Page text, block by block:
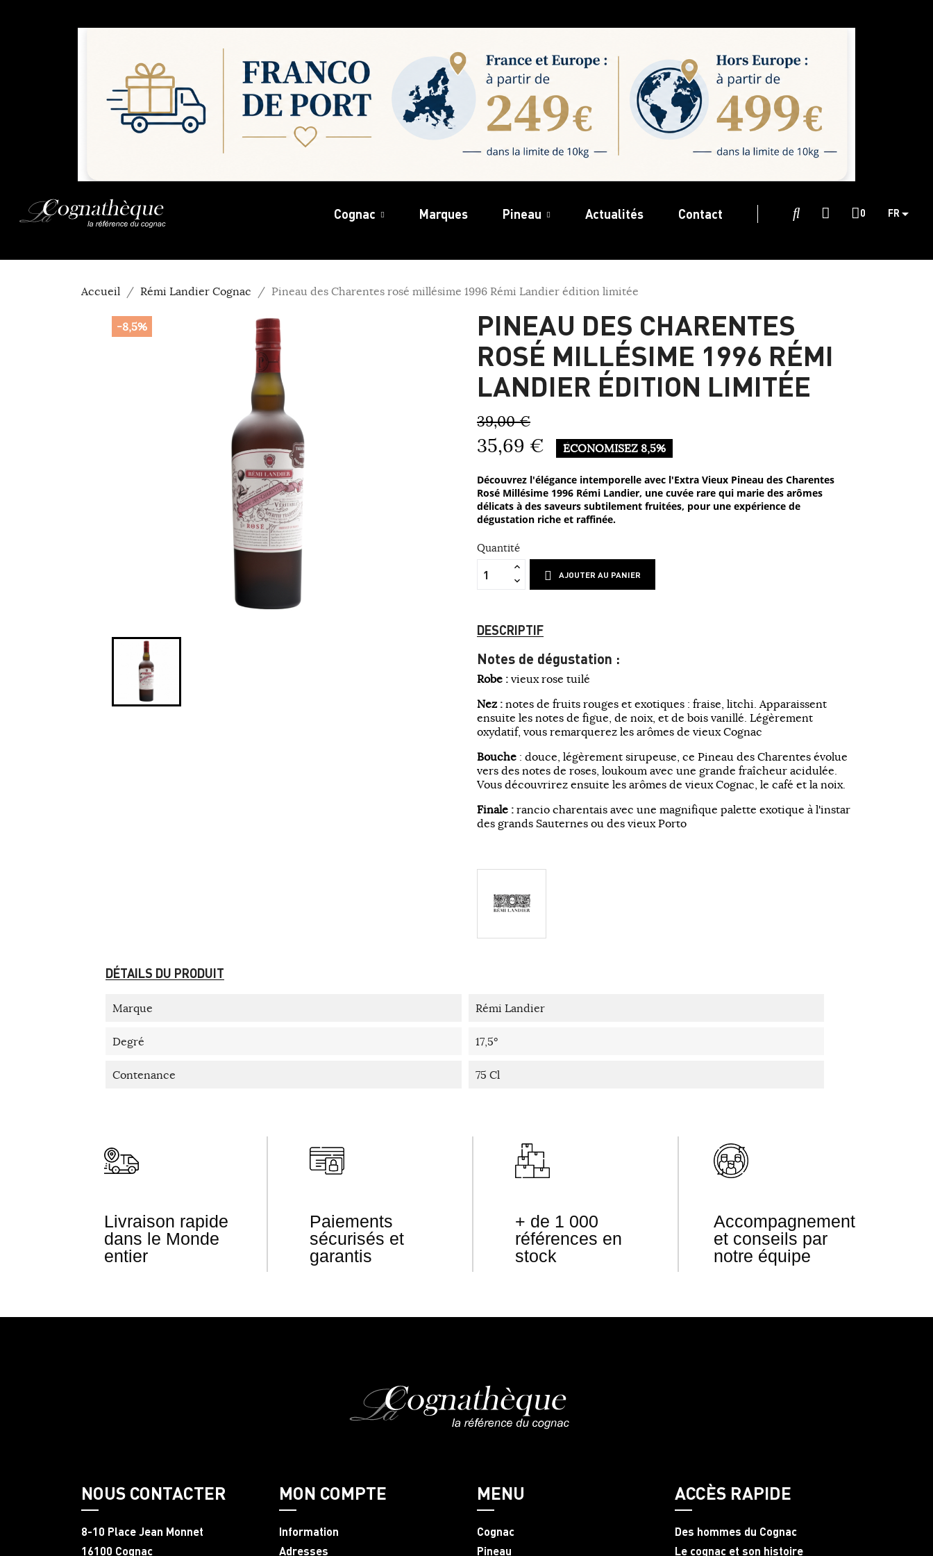
Cognac Marques Pineau Actualités Contact 0 FR
Accueil Rémi Landier Cognac Pineau des Charentes rosé millésime 1996 Rémi Landier édition limitée
-8,5%
PINEAU DES CHARENTES
ROSÉ MILLÉSIME 1996 RÉMI
LANDIER ÉDITION LIMITÉE
39,00 €
35,69 € ÉCONOMISEZ 8,5%
Découvrez l'élégance intemporelle avec l'Extra Vieux Pineau des Charentes
Rosé Millésime 1996 Rémi Landier, une cuvée rare qui marie des arômes
délicats à des saveurs subtilement fruitées, pour une expérience de
dégustation riche et raffinée.
Quantité
AJOUTER AU PANIER
DESCRIPTIF
Notes de dégustation :
Robe : vieux rose tuilé
Nez : notes de fruits rouges et exotiques : fraise, litchi. Apparaissent
ensuite les notes de figue, de noix, et de bois vanillé. Légèrement
oxydatif, vous remarquerez les arômes de vieux Cognac
Bouche : douce, légèrement sirupeuse, ce Pineau des Charentes évolue
vers des notes de roses, loukoum avec une grande fraîcheur acidulée.
Vous découvrirez ensuite les arômes de vieux Cognac, le café et la noix.
Finale : rancio charentais avec une magnifique palette exotique à l'instar
des grands Sauternes ou des vieux Porto
DÉTAILS DU PRODUIT
Marque Rémi Landier
Degré 17,5°
Contenance 75 Cl
Livraison rapide
dans le Monde
entier
Paiements
sécurisés et
garantis
+ de 1 000
références en
stock
Accompagnement
et conseils par
notre équipe
NOUS CONTACTER
8-10 Place Jean Monnet
16100 Cognac
MON COMPTE
Information
Adresses
MENU
Cognac
Pineau
ACCÈS RAPIDE
Des hommes du Cognac
Le cognac et son histoire